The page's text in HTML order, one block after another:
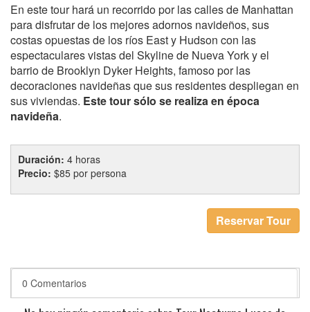
En este tour hará un recorrido por las calles de Manhattan
para disfrutar de los mejores adornos navideños, sus
costas opuestas de los ríos East y Hudson con las
espectaculares vistas del Skyline de Nueva York y el
barrio de Brooklyn Dyker Heights, famoso por las
decoraciones navideñas que sus residentes despliegan en
sus viviendas. Este tour sólo se realiza en época
navideña.
Duración: 4 horas
Precio: $85 por persona
Reservar Tour
0 Comentarios